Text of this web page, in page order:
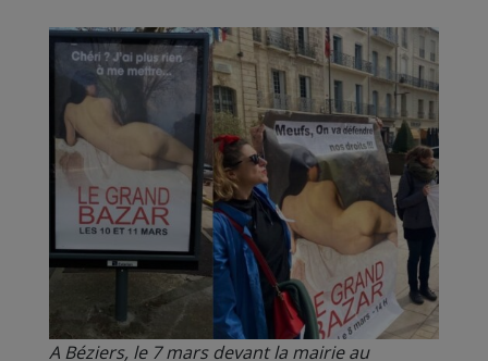
A Béziers, le 7 mars devant la mairie au